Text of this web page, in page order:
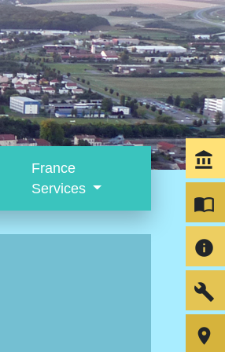
France
Services
account_balance
import_contacts
info
build
room